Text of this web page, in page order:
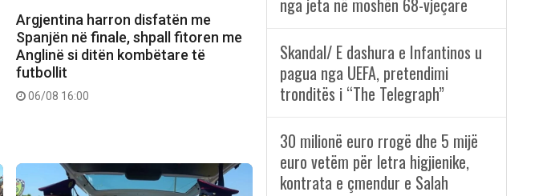
Argjentina harron disfatën me
Spanjën në finale, shpall fitoren me
Anglinë si ditën kombëtare të
futbollit
06/08 16:00
nga jeta në moshën 68-vjeçare
Skandal/ E dashura e Infantinos u
pagua nga UEFA, pretendimi
tronditës i “The Telegraph”
30 milionë euro rrogë dhe 5 mijë
euro vetëm për letra higjienike,
kontrata e çmendur e Salah